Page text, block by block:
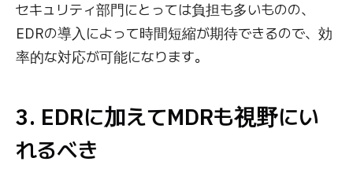
セキュリティ部門にとっては負担も多いものの、
EDRの導入によって時間短縮が期待できるので、効
率的な対応が可能になります。
3. EDRに加えてMDRも視野にい
れるべき